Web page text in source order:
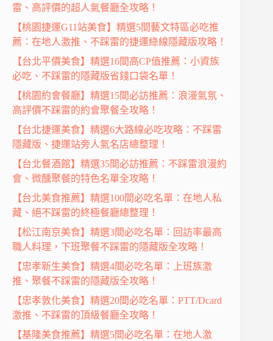
雷、高評價的超人氣餐廳全攻略！
【桃園捷運G11站美食】精選5間藝文特區必吃推
薦：在地人激推、不踩雷的捷運綠線隱藏版攻略！
【台北平價美食】精選16間高CP值推薦：小資族
必吃、不踩雷的隱藏版省錢口袋名單！
【桃園約會餐廳】精選15間必訪推薦：浪漫氣氛、
高評價不踩雷的約會聚餐全攻略！
【台北捷運美食】精選6大路線必吃攻略：不踩雷
隱藏版、捷運站旁人氣名店總整理！
【台北餐酒館】精選35間必訪推薦：不踩雷浪漫約
會、微醺聚餐的特色名單全攻略！
【台北美食推薦】精選100間必吃名單：在地人私
藏、絕不踩雷的終極餐廳總整理！
【松江南京美食】精選3間必吃名單：回訪率最高
職人料理，下班聚餐不踩雷的隱藏版全攻略！
【忠孝新生美食】精選4間必吃名單：上班族激
推、聚餐不踩雷的隱藏版全攻略！
【忠孝敦化美食】精選20間必吃名單：PTT/Dcard
激推、不踩雷的頂級餐廳全攻略！
【基隆美食推薦】精選5間必吃名單：在地人激